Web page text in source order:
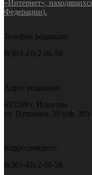
«Интернет»,
Федерации).
Телефон редакции:
8(383-43) 2-06-56
Адрес редакции:
633209 г. Искитим
ул. Пушкина, 39 (оф. 305
Корреспондент:
8(383-43) 2-06-58